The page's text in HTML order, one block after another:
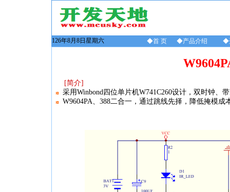
126年8月8日星期六 ◆首 页 ◆产品介绍 ◆
[简介]
采用Winbond四位单片机W741C260设计，双时钟、
W9604PA、388二合一，通过跳线先择，降低掩模成